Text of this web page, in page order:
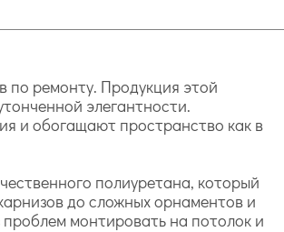
ремонту. Продукция этой
элегантности.
и обогащают пространство как в
полиуретана, который
до сложных орнаментов и
монтировать на потолок и